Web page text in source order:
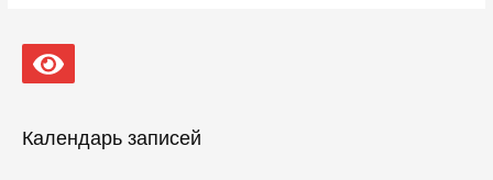
патрулирование
лесов
Календарь записей